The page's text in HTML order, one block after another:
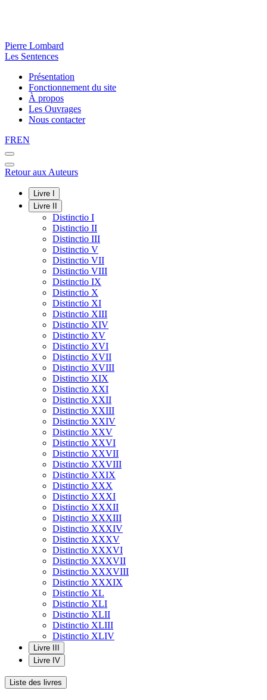
Pierre Lombard
Les Sentences
Présentation
Fonctionnement du site
À propos
Les Ouvrages
Nous contacter
FREN
Retour aux Auteurs
Livre I
Livre II
Distinctio I
Distinctio II
Distinctio III
Distinctio V
Distinctio VII
Distinctio VIII
Distinctio IX
Distinctio X
Distinctio XI
Distinctio XIII
Distinctio XIV
Distinctio XV
Distinctio XVI
Distinctio XVII
Distinctio XVIII
Distinctio XIX
Distinctio XXI
Distinctio XXII
Distinctio XXIII
Distinctio XXIV
Distinctio XXV
Distinctio XXVI
Distinctio XXVII
Distinctio XXVIII
Distinctio XXIX
Distinctio XXX
Distinctio XXXI
Distinctio XXXII
Distinctio XXXIII
Distinctio XXXIV
Distinctio XXXV
Distinctio XXXVI
Distinctio XXXVII
Distinctio XXXVIII
Distinctio XXXIX
Distinctio XL
Distinctio XLI
Distinctio XLII
Distinctio XLIII
Distinctio XLIV
Livre III
Livre IV
Liste des livres